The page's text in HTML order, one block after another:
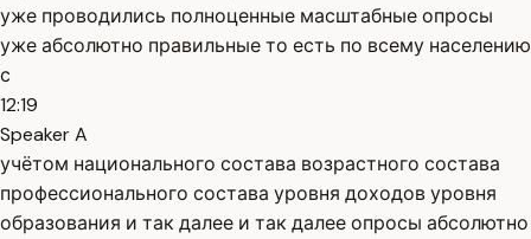
уже проводились полноценные масштабные опросы
уже абсолютно правильные то есть по всему населению
с
12:19
Speaker A
учётом национального состава возрастного состава
профессионального состава уровня доходов уровня
образования и так далее и так далее опросы абсолютно